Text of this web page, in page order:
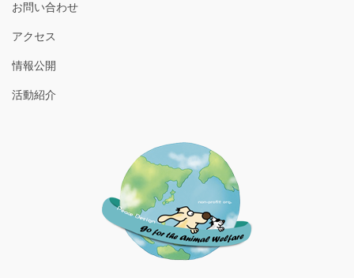
お問い合わせ
アクセス
情報公開
活動紹介